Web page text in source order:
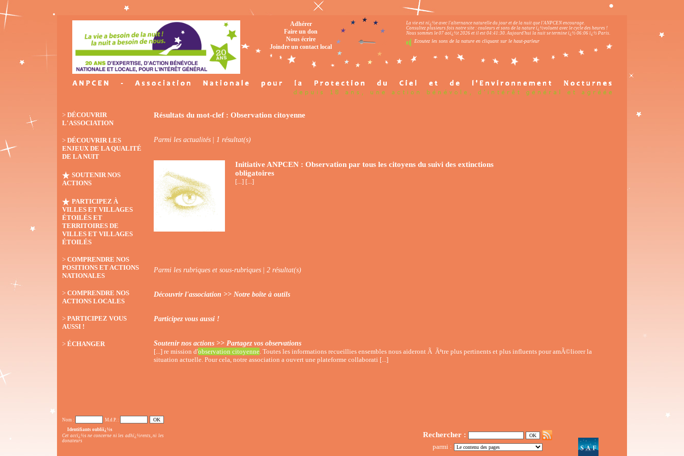
Adhérer
Faire un don
Nous écrire
Joindre un contact local
La vie est nï¿½e avec l'alternance naturelle du jour et de la nuit que l'ANPCEN encourage.
Consultez plusieurs fois notre site : couleurs et sons de la nature ï¿½voluent avec le cycle des heures !
Nous sommes le 07 aoï¿½t 2026 et il est 04:41:31.Aujourd'hui la nuit se termine ï¿½ 06:06 ï¿½ Paris.
Ecoutez les sons de la nature en cliquant sur le haut-parleur
> DÉCOUVRIR
L'ASSOCIATION
> DÉCOUVRIR LES
ENJEUX DE LA QUALITÉ
DE LA NUIT
SOUTENIR NOS
ACTIONS
PARTICIPEZ À
VILLES ET VILLAGES
ÉTOILÉS ET
TERRITOIRES DE
VILLES ET VILLAGES
ÉTOILÉS
> COMPRENDRE NOS
POSITIONS ET ACTIONS
NATIONALES
> COMPRENDRE NOS
ACTIONS LOCALES
> PARTICIPEZ VOUS
AUSSI !
> ÉCHANGER
Résultats du mot-clef : Observation citoyenne
Parmi les actualités | 1 résultat(s)
Initiative ANPCEN : Observation par tous les citoyens du suivi des extinctions
obligatoires
[...] [...]
Parmi les rubriques et sous-rubriques | 2 résultat(s)
Découvrir l'association >> Notre boîte à outils
Participez vous aussi !
Soutenir nos actions >> Partagez vos observations
[...] re mission d'observation citoyenne. Toutes les informations recueillies ensembles nous aideront Ã Ãªtre plus pertinents et plus influents pour amÃ©liorer la
situation actuelle. Pour cela, notre association a ouvert une plateforme collaborati [...]
Nom :
M.d.P. :
Identifiants oubliï¿½s
Cet accï¿½s ne concerne ni les adhï¿½rents, ni les
donateurs
Rechercher :
parmi :